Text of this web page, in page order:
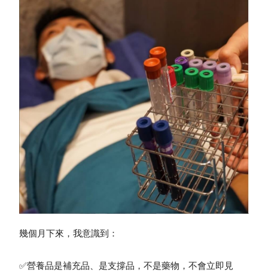
幾個月下來，我意識到：
✅營養品是補充品、是支撐品，不是藥物，不會立即見